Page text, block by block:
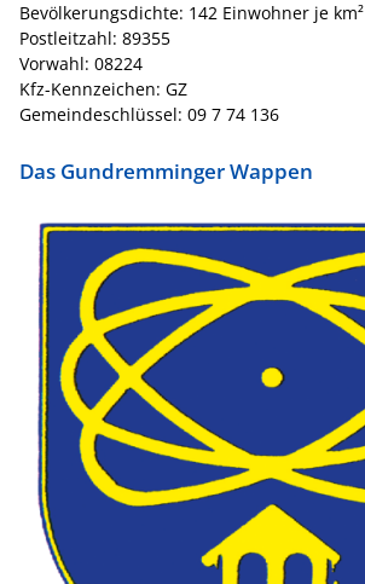
Bevölkerungsdichte: 142 Einwohner je km²
Postleitzahl: 89355
Vorwahl: 08224
Kfz-Kennzeichen: GZ
Gemeindeschlüssel: 09 7 74 136
Das Gundremminger Wappen